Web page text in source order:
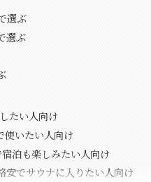
選ぶ
選ぶ
たい人向け
使いたい人向け
泊も楽しみたい人向け
安でサウナに入りたい人向け